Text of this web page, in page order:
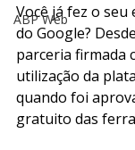
ABP Web
Você já fez o seu
do Google?
parceria firmada
utilização da
quando foi
gratuito das